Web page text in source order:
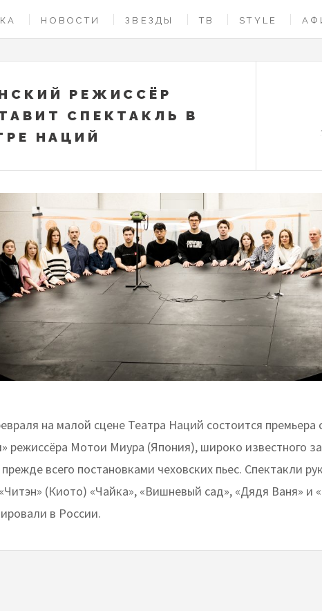
НОВОСТИ ЗВЕЗДЫ ТВ STYLE
РЕЖИССЁР
СПЕКТАКЛЬ В
НАЦИЙ
на малой сцене Театра Наций состоится премьера
режиссёра Мотои Миура (Япония), широко известного
всего постановками чеховских пьес. Спектакли
(Киото) «Чайка», «Вишневый сад», «Дядя Ваня» и
в России.